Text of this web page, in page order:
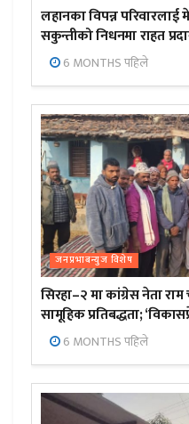
लहानका विपन्न
सकुन्तीको निधनमा राहत
6 MONTHS पहिले
जनप्रभाबन्युज विशेष
सिरहा–२ मा कांग्रेस नेता
सामूहिक प्रतिबद्धता;
6 MONTHS पहिले